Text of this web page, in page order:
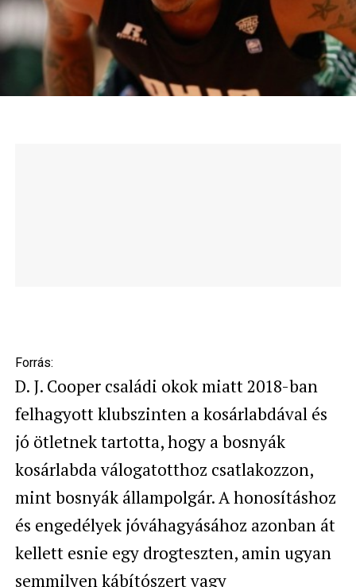
Forrás:
D. J. Cooper családi okok miatt 2018-ban
felhagyott klubszinten a kosárlabdával és
jó ötletnek tartotta, hogy a bosnyák
kosárlabda válogatotthoz csatlakozzon,
mint bosnyák állampolgár. A honosításhoz
és engedélyek jóváhagyásához azonban át
kellett esnie egy drogteszten, amin ugyan
semmilyen kábítószert vagy